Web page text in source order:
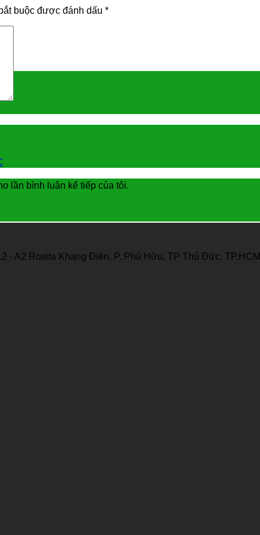
buộc được đánh dấu *
lần bình luận kế tiếp của tôi.
- A2 Rosita Khang Điền, P. Phú Hữu, TP Thủ Đức, TP.HCM